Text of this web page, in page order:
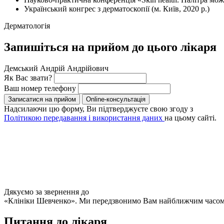
Український конгрес з дерматоскопії (м. Київ, 2020 р.)
Дерматологія
Запишіться на прийом до цього лікаря
Демський Андрій Андрійович
Як Вас звати?
Ваш номер телефону
Записатися на прийом Online-консультація
Надсилаючи цю форму, Ви підтверджуєте свою згоду з
Політикою передавання і використання даних на цьому сайті.
Дякуємо за звернення до
«Клініки Шевченко». Ми передзвонимо Вам найближчим